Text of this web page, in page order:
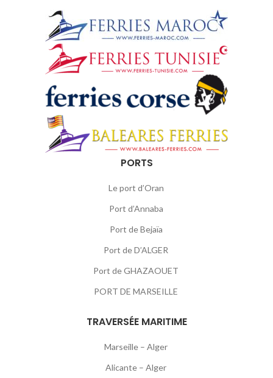
PORTS
Le port d’Oran
Port d’Annaba
Port de Bejaïa
Port de D’ALGER
Port de GHAZAOUET
PORT DE MARSEILLE
TRAVERSÉE MARITIME
Marseille – Alger
Alicante – Alger